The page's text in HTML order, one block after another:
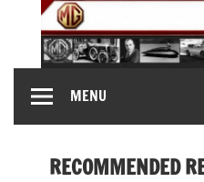
content
MG B,
MENU
RECOMMENDED